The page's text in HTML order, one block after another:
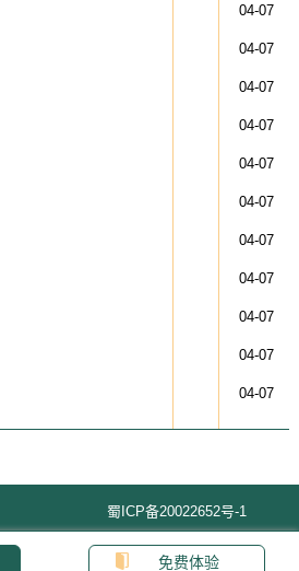
04-07
04-07
04-07
04-07
04-07
04-07
04-07
04-07
04-07
04-07
04-07
蜀ICP备20022652号-1
免费体验